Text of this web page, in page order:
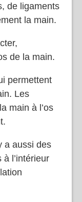
de ligaments
la main.
de la main.
permettent
Les
main à l’os
a aussi des
l’intérieur